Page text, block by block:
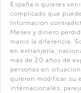
España o quieres
complicado que
Información
Meses y dinero
marco la diferencia.
en extranjería,
más de 20 años de
personas en
quieren modificar su
internacionales,